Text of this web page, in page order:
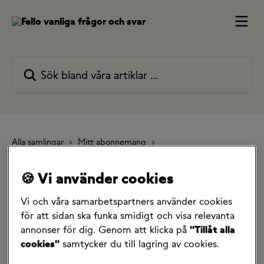
Alla samlingar
Mitt abonnemang
Vad händer efter att jag
byter abonnemang?
Uppdaterad för mer än en vecka sedan
🍪 Vi använder cookies
Vi och våra samarbetspartners använder cookies
för att sidan ska funka smidigt och visa relevanta
annonser för dig. Genom att klicka på"Tillåt alla
cookies" samtycker du till lagring av cookies.